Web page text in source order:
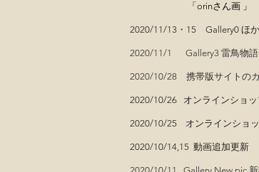
「orinさん画 」
2020/11/13・15 Gallery0 ほ
2020/11/1 Gallery3 雷鳥物
2020/10/28 携帯版サイトの
2020/10/26 オンラインショッ
2020/10/25 オンラインショ
2020/10/14,15 動画追加更新